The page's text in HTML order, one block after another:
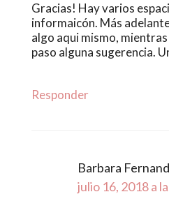
Gracias! Hay varios
informaicón. Más
algo aqui mismo,
paso alguna sugerencia.
Responder
Barbara
julio 16, 2018 a